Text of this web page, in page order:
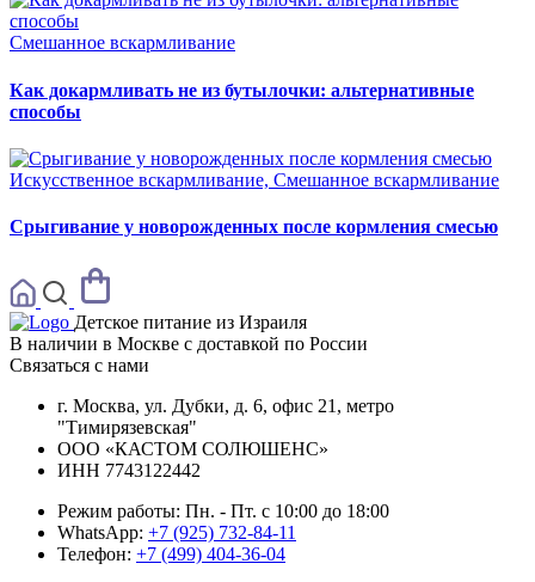
Смешанное вскармливание
Как докармливать не из бутылочки: альтернативные
способы
Искусственное вскармливание, Смешанное вскармливание
Срыгивание у новорожденных после кормления смесью
Детское питание из Израиля
В наличии в Москве с доставкой по России
Связаться с нами
г. Москва, ул. Дубки, д. 6, офис 21, метро
"Тимирязевская"
ООО «КАСТОМ СОЛЮШЕНС»
ИНН 7743122442
Режим работы: Пн. - Пт. с 10:00 до 18:00
WhatsApp: +7 (925) 732-84-11
Телефон: +7 (499) 404-36-04